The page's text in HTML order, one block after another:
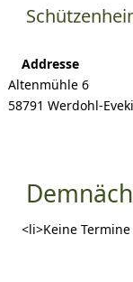
Addresse
Altenmühle 6
58791 Werdohl-
<li>Keine